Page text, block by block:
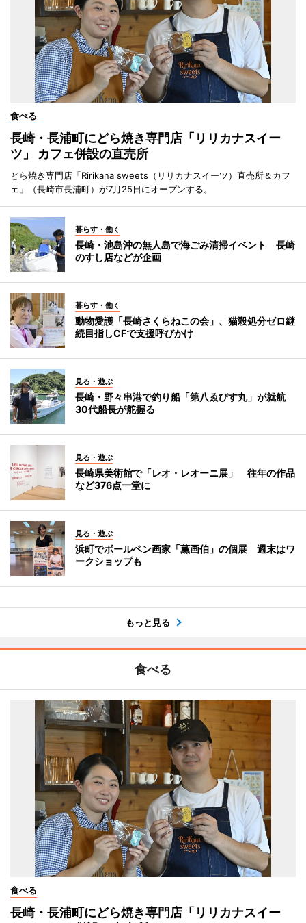
食べる
長崎・長浦町にどら焼き専門店「リリカナスイー
ツ」 カフェ併設の直売所
どら焼き専門店「Ririkana sweets（リリカナスイーツ）直売所＆カフ
ェ」（長崎市長浦町）が7月25日にオープンする。
暮らす・働く
長崎・池島沖の無人島で海ごみ清掃イベント 長崎
のすし店などが企画
暮らす・働く
動物愛護「長崎さくらねこの会」、猫殺処分ゼロ継
続目指しCFで支援呼びかけ
見る・遊ぶ
長崎・野々串港で釣り船「第八ゑびす丸」が就航
30代船長が舵握る
見る・遊ぶ
長崎県美術館で「レオ・レオーニ展」 往年の作品
など376点一堂に
見る・遊ぶ
浜町でボールペン画家「薫画伯」の個展 週末はワ
ークショップも
もっと見る
食べる
食べる
長崎・長浦町にどら焼き専門店「リリカナスイー